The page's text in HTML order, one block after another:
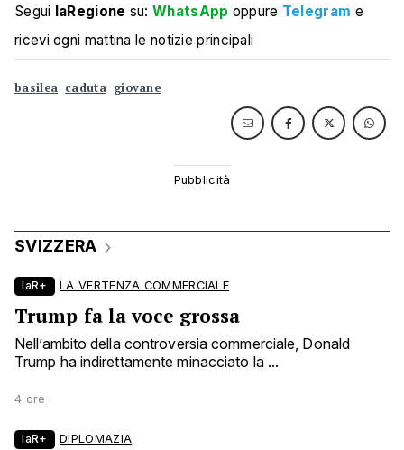
Segui laRegione su:WhatsApp oppure Telegram e
ricevi ogni mattina le notizie principali
basilea caduta giovane
SVIZZERA
laR+ LA VERTENZA COMMERCIALE
Trump fa la voce grossa
Nell’ambito della controversia commerciale, Donald
Trump ha indirettamente minacciato la ...
4 ore
laR+ DIPLOMAZIA